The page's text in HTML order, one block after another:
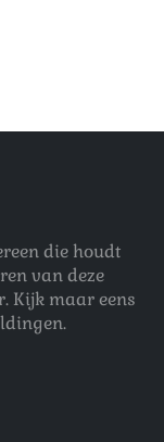
die houdt
van deze
Kijk maar eens